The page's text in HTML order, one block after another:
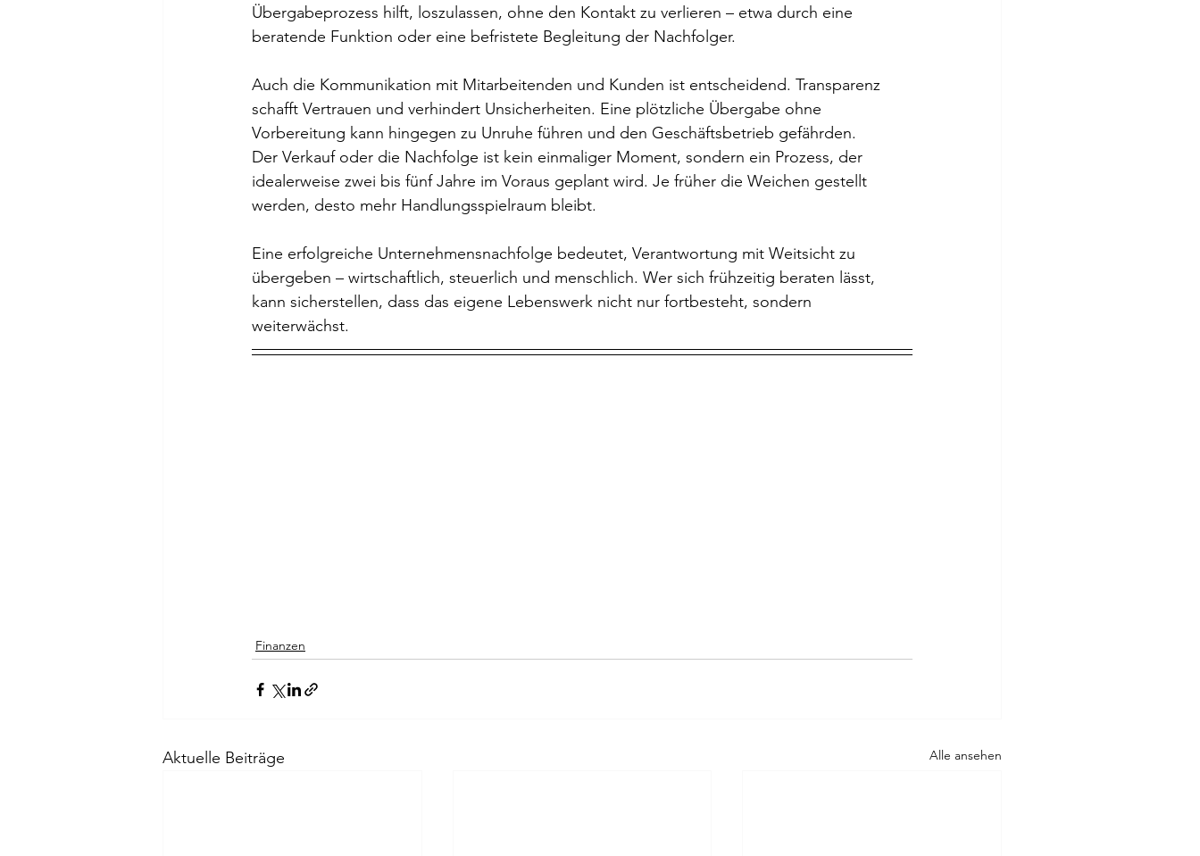
Übergabeprozess hilft, loszulassen, ohne den Kontakt zu verlieren – etwa durch eine
beratende Funktion oder eine befristete Begleitung der Nachfolger.
Auch die Kommunikation mit Mitarbeitenden und Kunden ist entscheidend. Transparenz
schafft Vertrauen und verhindert Unsicherheiten. Eine plötzliche Übergabe ohne
Vorbereitung kann hingegen zu Unruhe führen und den Geschäftsbetrieb gefährden.
Der Verkauf oder die Nachfolge ist kein einmaliger Moment, sondern ein Prozess, der
idealerweise zwei bis fünf Jahre im Voraus geplant wird. Je früher die Weichen gestellt
werden, desto mehr Handlungsspielraum bleibt.
Eine erfolgreiche Unternehmensnachfolge bedeutet, Verantwortung mit Weitsicht zu
übergeben – wirtschaftlich, steuerlich und menschlich. Wer sich frühzeitig beraten lässt,
kann sicherstellen, dass das eigene Lebenswerk nicht nur fortbesteht, sondern
weiterwächst.
Finanzen
Aktuelle Beiträge Alle ansehen